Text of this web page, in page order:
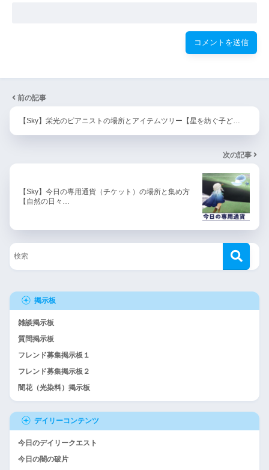
前の記事
【Sky】栄光のピアニストの場所とアイテムツリー【星を紡ぐ子ど…
次の記事
【Sky】今日の専用通貨（チケット）の場所と集め方
【自然の日々…
掲示板
雑談掲示板
質問掲示板
フレンド募集掲示板１
フレンド募集掲示板２
闇花（光染料）掲示板
デイリーコンテンツ
今日のデイリークエスト
今日の闇の破片